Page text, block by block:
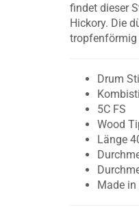
findet dieser
Hickory. Die
tropfenförmig
Drum
5C FS
Wood
Länge
Made in